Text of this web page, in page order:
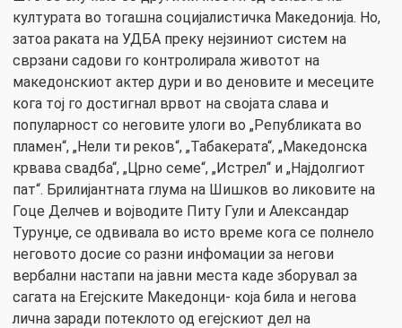
културата во тогашна социјалистичка Македонија. Но,
затоа раката на УДБА преку нејзиниот систем на
сврзани садови го контролирала животот на
македонскиот актер дури и во деновите и месеците
кога тој го достигнал врвот на својата слава и
популарност со неговите улоги во „Републиката во
пламен“, „Нели ти реков“, „Табакерата“, „Македонска
крвава свадба“, „Црно семе“, „Истрел“ и „Најдолгиот
пат“. Брилијантната глума на Шишков во ликовите на
Гоце Делчев и војводите Питу Гули и Александар
Турунџе, се одвивала во исто време кога се полнело
неговото досие со разни инфомации за негови
вербални настапи на јавни места каде зборувал за
сагата на Егејските Македонци- која била и негова
лична заради потеклото од егејскиот дел на